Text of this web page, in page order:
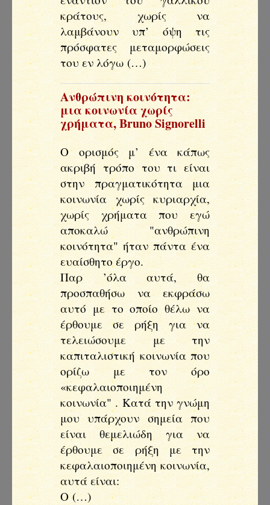
κράτους, χωρίς να
λαμβάνουν υπ’ όψη τις
πρόσφατες μεταμορφώσεις
του εν λόγω (…)
Ανθρώπινη κοινότητα:
μια κοινωνία χωρίς
χρήματα,Bruno Signorelli
Ο ορισμός μ’ ένα κάπως
ακριβή τρόπο του τι είναι
στην πραγματικότητα μια
κοινωνία χωρίς κυριαρχία,
χωρίς χρήματα που εγώ
αποκαλώ "ανθρώπινη
κοινότητα" ήταν πάντα ένα
ευαίσθητο έργο.
Παρ ’όλα αυτά, θα
προσπαθήσω να εκφράσω
αυτό με το οποίο θέλω να
έρθουμε σε ρήξη για να
τελειώσουμε με την
καπιταλιστική κοινωνία που
ορίζω με τον όρο
«κεφαλαιοποιημένη
κοινωνία" . Κατά την γνώμη
μου υπάρχουν σημεία που
είναι θεμελιώδη για να
έρθουμε σε ρήξη με την
κεφαλαιοποιημένη κοινωνία,
αυτά είναι:
Ο (…)